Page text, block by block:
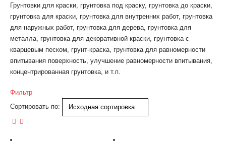
Грунтовки для краски, грунтовка под краску, грунтовка до краски,
грунтовка для краски, грунтовка для внутренних работ, грунтовка
для наружных работ, грунтовка для дерева, грунтовка для
металла, грунтовка для декоративной краски, грунтовка с
кварцевым песком, грунт-краска, грунтовка для равномерности
впитывания поверхность, улучшение равномерности впитывания,
концентрированная грунтовка, и т.п.
Фильтр
Сортировать по: